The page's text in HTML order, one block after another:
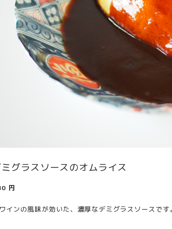
グラスソースのオムライス
円
インの風味が効いた、濃厚なデミグラスソースです。